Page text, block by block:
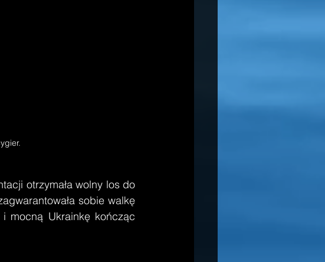
otrzymała wolny los do
sobie walkę
mocną Ukrainkę kończąc